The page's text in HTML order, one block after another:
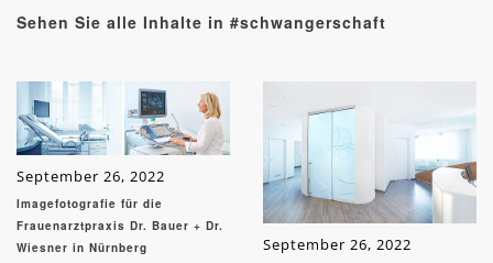
Sehen Sie alle Inhalte in #schwangerschaft
September 26, 2022
Imagefotografie für die
Frauenarztpraxis Dr. Bauer + Dr.
Wiesner in Nürnberg
September 26, 2022